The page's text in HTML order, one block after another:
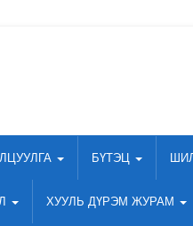
БҮТЭЦ
ХУУЛЬ ДҮРЭМ ЖУРАМ